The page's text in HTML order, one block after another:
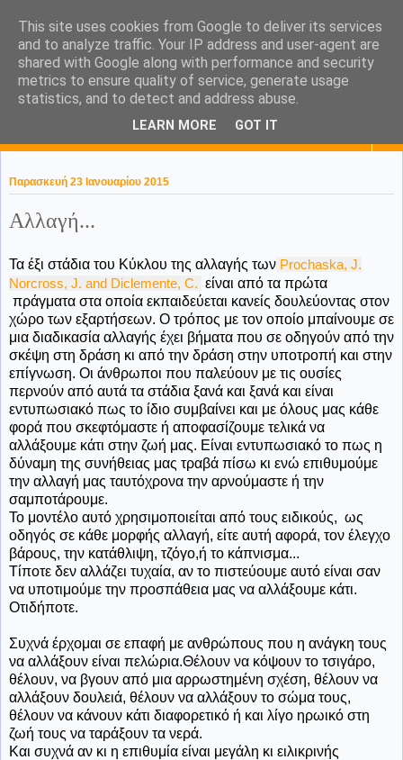
KaPa. Me without you...tea
without a biscuit!
Παρασκευή 23 Ιανουαρίου 2015
Αλλαγή...
Τα έξι στάδια του Κύκλου της αλλαγής των Prochaska, J.
Norcross, J. and Diclemente, C. είναι από τα πρώτα
πράγματα στα οποία εκπαιδεύεται κανείς δουλεύοντας στον
χώρο των εξαρτήσεων. Ο τρόπος με τον οποίο μπαίνουμε σε
μια διαδικασία αλλαγής έχει βήματα που σε οδηγούν από την
σκέψη στη δράση κι από την δράση στην υποτροπή και στην
επίγνωση. Οι άνθρωποι που παλεύουν με τις ουσίες
περνούν από αυτά τα στάδια ξανά και ξανά και είναι
εντυπωσιακό πως το ίδιο συμβαίνει και με όλους μας κάθε
φορά που σκεφτόμαστε ή αποφασίζουμε τελικά να
αλλάξουμε κάτι στην ζωή μας. Είναι εντυπωσιακό το πως η
δύναμη της συνήθειας μας τραβά πίσω κι ενώ επιθυμούμε
την αλλαγή μας ταυτόχρονα την αρνούμαστε ή την
σαμποτάρουμε.
Το μοντέλο αυτό χρησιμοποιείται από τους ειδικούς, ως
οδηγός σε κάθε μορφής αλλαγή, είτε αυτή αφορά, τον έλεγχο
βάρους, την κατάθλιψη, τζόγο,ή το κάπνισμα...
Τίποτε δεν αλλάζει τυχαία, αν το πιστεύουμε αυτό είναι σαν
να υποτιμούμε την προσπάθεια μας να αλλάξουμε κάτι.
Οτιδήποτε.
Συχνά έρχομαι σε επαφή με ανθρώπους που η ανάγκη τους
να αλλάξουν είναι πελώρια.Θέλουν να κόψουν το τσιγάρο,
θέλουν, να βγουν από μια αρρωστημένη σχέση, θέλουν να
αλλάξουν δουλειά, θέλουν να αλλάξουν το σώμα τους,
θέλουν να κάνουν κάτι διαφορετικό ή και λίγο ηρωικό στη
ζωή τους να ταράξουν τα νερά.
Και συχνά αν κι η επιθυμία είναι μεγάλη κι ειλικρινής
This site uses cookies from Google to deliver its services
and to analyze traffic. Your IP address and user-agent are
shared with Google along with performance and security
metrics to ensure quality of service, generate usage
statistics, and to detect and address abuse.
LEARN MORE GOT IT